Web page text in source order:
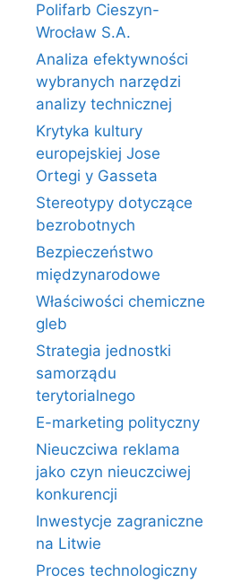
Polifarb Cieszyn-
Wrocław S.A.
Analiza efektywności
wybranych narzędzi
analizy technicznej
Krytyka kultury
europejskiej Jose
Ortegi y Gasseta
Stereotypy dotyczące
bezrobotnych
Bezpieczeństwo
międzynarodowe
Właściwości chemiczne
gleb
Strategia jednostki
samorządu
terytorialnego
E-marketing polityczny
Nieuczciwa reklama
jako czyn nieuczciwej
konkurencji
Inwestycje zagraniczne
na Litwie
Proces technologiczny